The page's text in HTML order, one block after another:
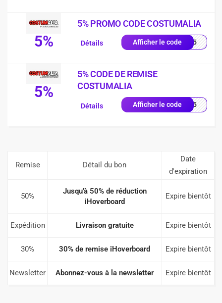
5%
5% PROMO CODE COSTUMALIA
Afficher le codeRTT5
Détails
5%
5% CODE DE REMISE
COSTUMALIA
Afficher le codeFRW5
Détails
Remise Détail du bon
Date
d'expiration
50%
Jusqu'à 50% de réduction
iHoverboard
Expire bientôt
Expédition Livraison gratuite Expire bientôt
30% 30% de remise iHoverboard Expire bientôt
Newsletter Abonnez-vous à la newsletter Expire bientôt